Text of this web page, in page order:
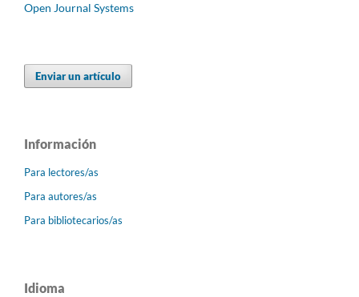
Open Journal Systems
Enviar un artículo
Información
Para lectores/as
Para autores/as
Para bibliotecarios/as
Idioma